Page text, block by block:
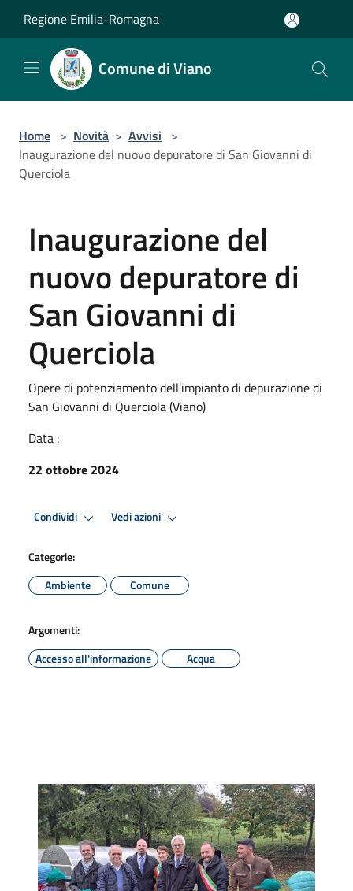
Regione Emilia-Romagna
Comune di Viano
Home > Novità > Avvisi >
Inaugurazione del nuovo depuratore di San Giovanni di
Querciola
Inaugurazione del
nuovo depuratore di
San Giovanni di
Querciola
Opere di potenziamento dell’impianto di depurazione di
San Giovanni di Querciola (Viano)
Data :
22 ottobre 2024
Condividi Vedi azioni
Categorie:
Ambiente
Comune
Argomenti:
Accesso all'informazione
Acqua